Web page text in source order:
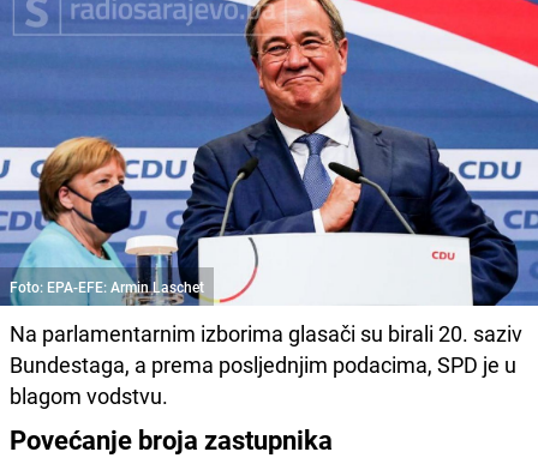
Foto: EPA-EFE: Armin Laschet
Na parlamentarnim izborima glasači su birali 20. saziv
Bundestaga, a prema posljednjim podacima, SPD je u
blagom vodstvu.
Povećanje broja zastupnika